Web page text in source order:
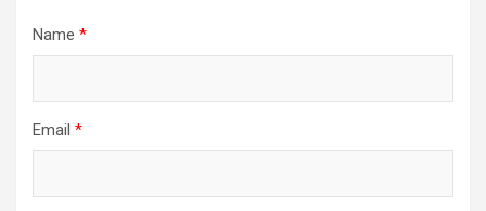
Name *
Email *